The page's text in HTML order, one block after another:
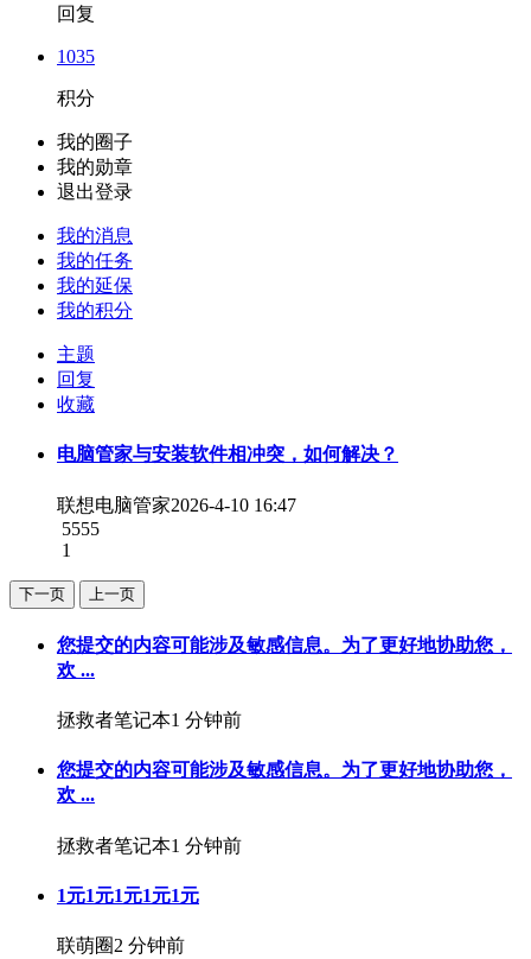
回复
1035
积分
我的圈子
我的勋章
退出登录
我的消息
我的任务
我的延保
我的积分
主题
回复
收藏
电脑管家与安装软件相冲突，如何解决？
联想电脑管家2026-4-10 16:47
5555
1
下一页 上一页
您提交的内容可能涉及敏感信息。为了更好地协助您，
欢 ...
拯救者笔记本1 分钟前
您提交的内容可能涉及敏感信息。为了更好地协助您，
欢 ...
拯救者笔记本1 分钟前
1元1元1元1元1元
联萌圈2 分钟前